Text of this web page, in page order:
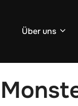
Über uns